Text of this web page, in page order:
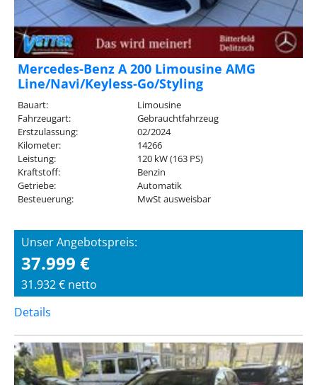
Mercedes-Benz A 200 Limousine AMG
Line/Navi/Keyless-Go/Styling
Bauart:
Limousine
Fahrzeugart:
Gebrauchtfahrzeug
Erstzulassung:
02/2024
Kilometer:
14266
Leistung:
120 kW (163 PS)
Kraftstoff:
Benzin
Getriebe:
Automatik
Besteuerung:
MwSt ausweisbar
Unser Angebotspreis:
37.999 €
31.932 € netto
Details